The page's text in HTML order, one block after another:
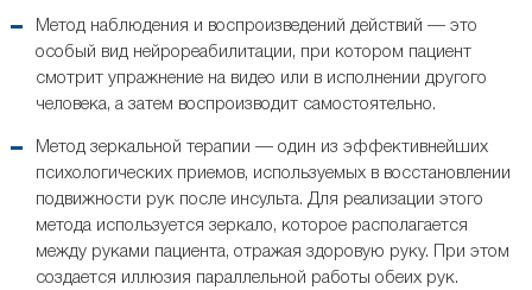
Метод наблюдения и воспроизведений действий — это
особый вид нейрореабилитации, при котором пациент
смотрит упражнение на видео или в исполнении другого
человека, а затем воспроизводит самостоятельно.
Метод зеркальной терапии — один из эффективнейших
психологических приемов, используемых в восстановлении
подвижности рук после инсульта. Для реализации этого
метода используется зеркало, которое располагается
между руками пациента, отражая здоровую руку. При этом
создается иллюзия параллельной работы обеих рук.